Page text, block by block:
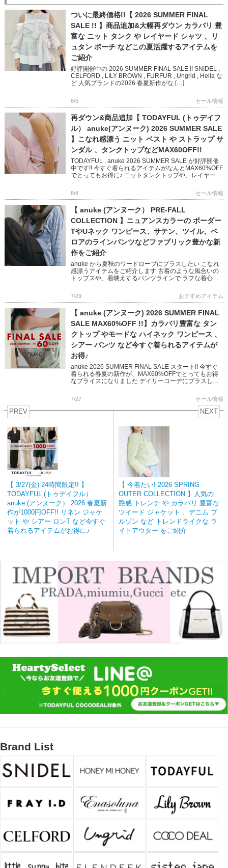
ついに最終価格!!【 2026 SUMMER FINAL
SALE !! 】商品追加&大幅再ダウン カラバリ 豊
富な ニット タンク や レイヤード シャツ 、リ
ュタン ポーチ などこの夏活躍するアイテムを
ご紹介
好評開催中の 2026 SUMMER FINAL SALE !! SNIDEL ,
CELFORD , LILY BROWN , FURFUR , Ungrid , Hella な
ど 人気ブランドの2026 春夏新作がな […]
8/5 セール情報
再ダウン&商品追加【 TODAYFUL (トゥデイフ
ル） anuke(アンヌーク) 2026 SUMMER SALE
】こなれ感漂う ニット ベスト や ストラップ サ
ンダル 、タンクトップなどMAX60OFF!!
TODAYFUL , anuke 2026 SUMMER SALE が好評開催
中です!! 今すぐ着られるアイテムがなんとMAX60%OFF
でとってもお得に♪ ニットタンクトップや、レイヤード
8/4 セール情報
【 anuke (アンヌーク） PRE-FALL
COLLECTION 】ニュアンスカラーの ボーダー
TやUネック ワンピース、サテン、ツイル、ベ
ロアのラインパンツなどファブリック豊かな新
作をご紹介
anuke から夏秋のワードローブにプラスしたい こなれ
感漂うアイテムをご紹介します 古着のような風合いの
トップスや、着映えするパンツラインで ラフな着心地
チェックして […]
7/29 おすすめアイテム
【 anuke (アンヌーク) 2026 SUMMER FINAL
SALE MAX60%OFF !!】カラバリ豊富な タン
クトップ やモードな ハイネック ワンピース 、
シアー パンツ など今すぐ着られるアイテムが
お得♪
anuke 2026 SUMMER FINAL SALE スタート!! 今すぐ
着られる春夏の新作が、MAX60%OFFでとってもお得
なプライスになりました デイリーコーデにプラスした
7/27 セール情報
PREV
【 3/27(金) 24時間限定!! 】
TODAYFUL (トゥデイフル）
anuke (アンヌーク） 2026 春夏新
作が1000円OFF!! リネン ジャケ
ット や シアー ロンT など今すぐ
着られるアイテムがお得に♪
NEXT
【 今着たい! 2026 SPRING
OUTER COLLECTION 】人気の
艶感 トレンチ や カラバリ 豊富な
ツイード ジャケット 、デニム ブ
ルゾン など トレンドライクな ラ
イトアウター をご紹介
Brand List